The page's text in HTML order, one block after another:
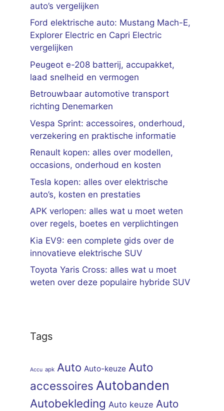
auto’s vergelijken
Ford elektrische auto: Mustang Mach-E,
Explorer Electric en Capri Electric
vergelijken
Peugeot e-208 batterij, accupakket,
laad snelheid en vermogen
Betrouwbaar automotive transport
richting Denemarken
Vespa Sprint: accessoires, onderhoud,
verzekering en praktische informatie
Renault kopen: alles over modellen,
occasions, onderhoud en kosten
Tesla kopen: alles over elektrische
auto’s, kosten en prestaties
APK verlopen: alles wat u moet weten
over regels, boetes en verplichtingen
Kia EV9: een complete gids over de
innovatieve elektrische SUV
Toyota Yaris Cross: alles wat u moet
weten over deze populaire hybride SUV
Tags
Accu apk Auto Auto-keuze Auto
accessoires Autobanden
Autobekleding Auto keuze Auto